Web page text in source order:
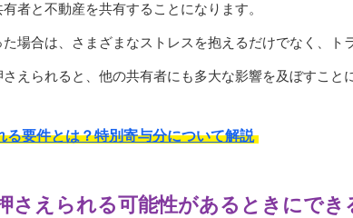
者と不動産を共有することになります。
場合は、さまざまなストレスを抱えるだけでなく、ト
えられると、他の共有者にも多大な影響を及ぼすこと
る要件とは？特別寄与分について解説
さえられる可能性があるときにでき